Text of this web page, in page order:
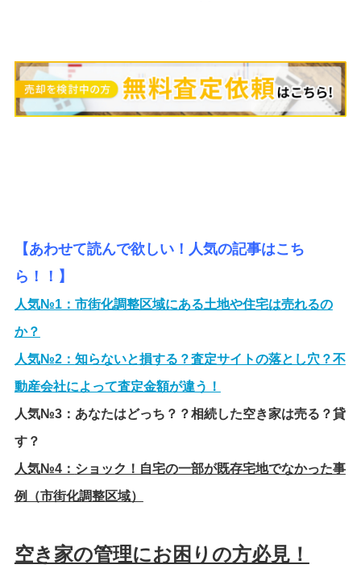
【あわせて読んで欲しい！人気の記事はこち
ら！！】
人気№1： 市街化調整区域にある土地や住宅は売れるの
か？
人気№2： 知らないと損する？査定サイトの落とし穴？不
動産会社によって査定金額が違う！
人気№3： あなたはどっち？？相続した空き家は売る？貸
す？
人気№4： ショック！自宅の一部が既存宅地でなかった事
例（市街化調整区域）
空き家の管理にお困りの方必見！